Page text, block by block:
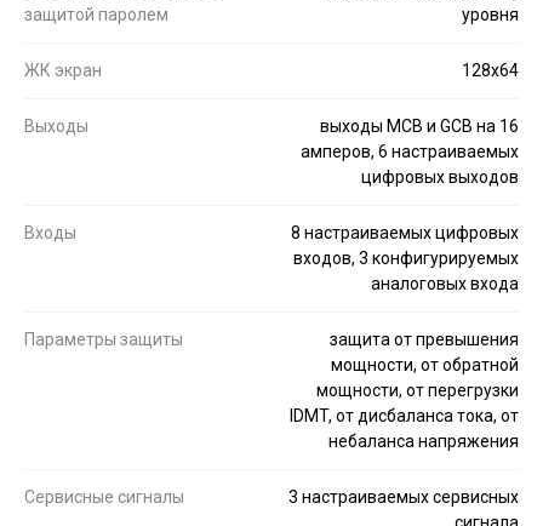
защитой паролем
уровня
ЖК экран 128x64
Выходы
выходы MCB и GCB на 16
амперов, 6 настраиваемых
цифровых выходов
Входы
8 настраиваемых цифровых
входов, 3 конфигурируемых
аналоговых входа
Параметры защиты
защита от превышения
мощности, от обратной
мощности, от перегрузки
IDMT, от дисбаланса тока, от
небаланса напряжения
Сервисные сигналы
3 настраиваемых сервисных
сигнала